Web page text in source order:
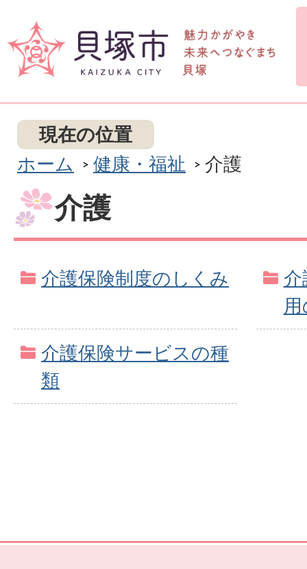
現在の位置
ホーム
健康・福祉 介護
介護
介護保険制度のしくみ
介護保険サービスの種
類